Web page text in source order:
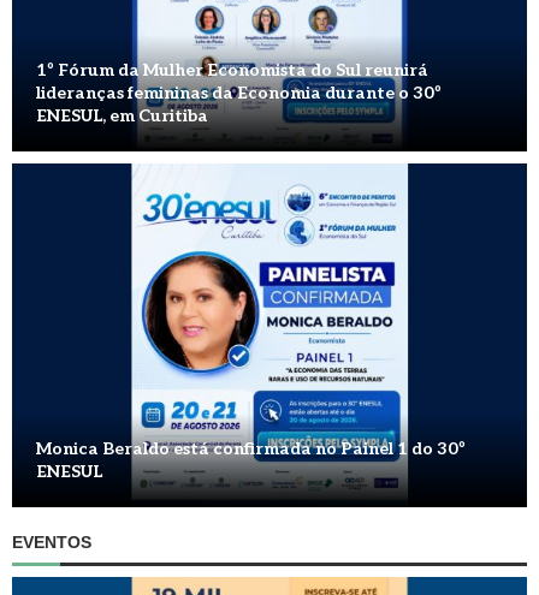
1º Fórum da Mulher Economista do Sul reunirá
lideranças femininas da Economia durante o 30º
ENESUL, em Curitiba
Monica Beraldo está confirmada no Painel 1 do 30º
ENESUL
EVENTOS